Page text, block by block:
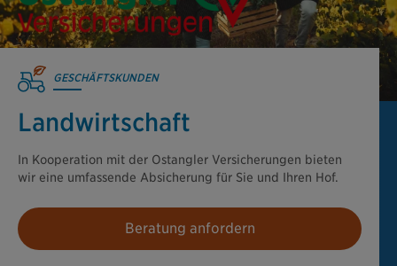
GESCHÄFTSKUNDEN
Landwirtschaft
In Kooperation mit der Ostangler Versicherungen bieten
wir eine umfassende Absicherung für Sie und Ihren Hof.
Beratung anfordern